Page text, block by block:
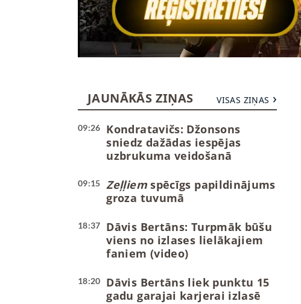
JAUNĀKĀS ZIŅAS VISAS ZIŅAS
09:26
Kondratavičs: Džonsons
sniedz dažādas iespējas
uzbrukuma veidošanā
09:15 Zeļļiemspēcīgs papildinājums
groza tuvumā
18:37
Dāvis Bertāns: Turpmāk būšu
viens no izlases lielākajiem
faniem (video)
18:20
Dāvis Bertāns liek punktu 15
gadu garajai karjerai izlasē